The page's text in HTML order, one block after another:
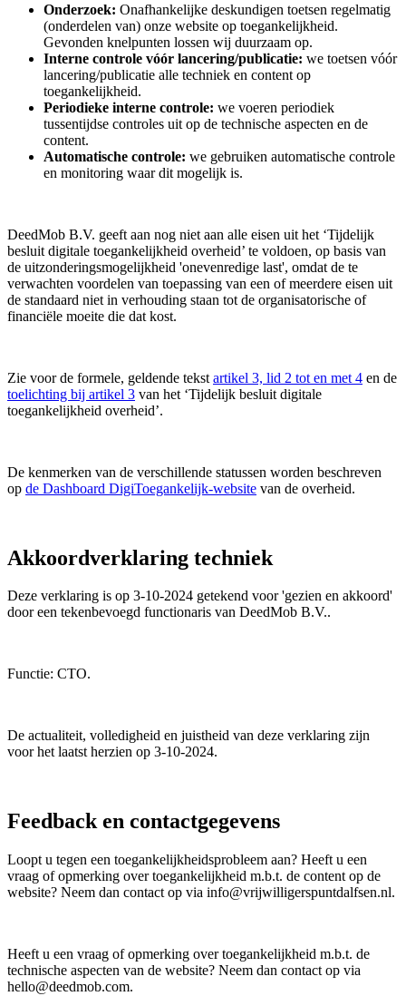
Onderzoek: Onafhankelijke deskundigen toetsen regelmatig
(onderdelen van) onze website op toegankelijkheid.
Gevonden knelpunten lossen wij duurzaam op.
Interne controle vóór lancering/publicatie: we toetsen vóór
lancering/publicatie alle techniek en content op
toegankelijkheid.
Periodieke interne controle: we voeren periodiek
tussentijdse controles uit op de technische aspecten en de
content.
Automatische controle: we gebruiken automatische controle
en monitoring waar dit mogelijk is.
DeedMob B.V. geeft aan nog niet aan alle eisen uit het ‘Tijdelijk
besluit digitale toegankelijkheid overheid’ te voldoen, op basis van
de uitzonderingsmogelijkheid 'onevenredige last', omdat de te
verwachten voordelen van toepassing van een of meerdere eisen uit
de standaard niet in verhouding staan tot de organisatorische of
financiële moeite die dat kost.
Zie voor de formele, geldende tekst artikel 3, lid 2 tot en met 4 en de
toelichting bij artikel 3 van het ‘Tijdelijk besluit digitale
toegankelijkheid overheid’.
De kenmerken van de verschillende statussen worden beschreven
op de Dashboard DigiToegankelijk-website van de overheid.
Akkoordverklaring techniek
Deze verklaring is op 3-10-2024 getekend voor 'gezien en akkoord'
door een tekenbevoegd functionaris van DeedMob B.V..
Functie: CTO.
De actualiteit, volledigheid en juistheid van deze verklaring zijn
voor het laatst herzien op 3-10-2024.
Feedback en contactgegevens
Loopt u tegen een toegankelijkheidsprobleem aan? Heeft u een
vraag of opmerking over toegankelijkheid m.b.t. de content op de
website? Neem dan contact op via info@vrijwilligerspuntdalfsen.nl.
Heeft u een vraag of opmerking over toegankelijkheid m.b.t. de
technische aspecten van de website? Neem dan contact op via
hello@deedmob.com.